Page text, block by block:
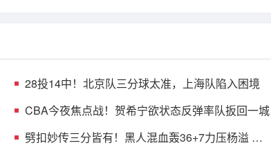
28投14中！北京队三分球太准，上海队陷入困境
CBA今夜焦点战！贺希宁欲状态反弹率队扳回一城
劈扣妙传三分皆有！黑人混血轰36+7力压杨溢 男